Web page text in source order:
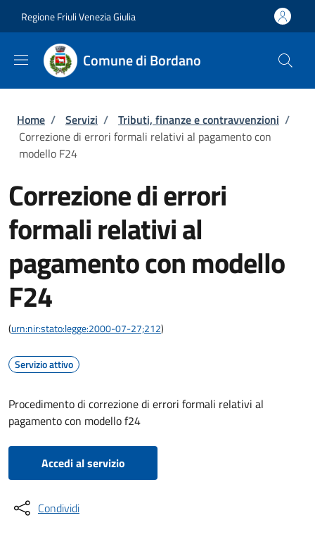
Regione Friuli Venezia Giulia
Comune di Bordano
Briciole di pane
Home / Servizi / Tributi, finanze e contravvenzioni /
Correzione di errori formali relativi al pagamento con
modello F24
Correzione di errori
formali relativi al
pagamento con modello
F24
(urn:nir:stato:legge:2000-07-27;212)
Servizio attivo
Procedimento di correzione di errori formali relativi al
pagamento con modello f24
Accedi al servizio
Condividi